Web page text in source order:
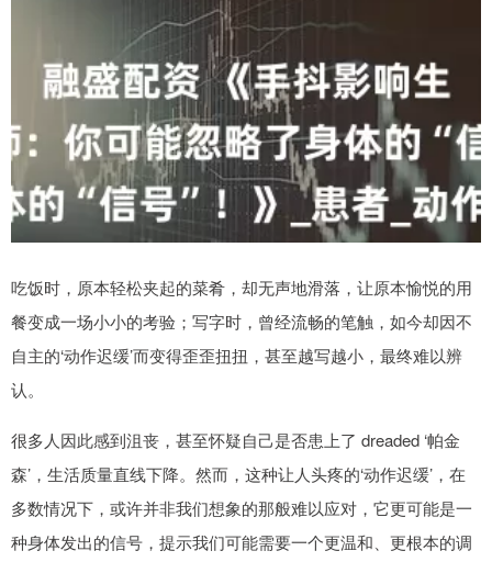
吃饭时，原本轻松夹起的菜肴，却无声地滑落，让原本愉悦的用
餐变成一场小小的考验；写字时，曾经流畅的笔触，如今却因不
自主的‘动作迟缓’而变得歪歪扭扭，甚至越写越小，最终难以辨
认。
很多人因此感到沮丧，甚至怀疑自己是否患上了 dreaded ‘帕金
森’，生活质量直线下降。然而，这种让人头疼的‘动作迟缓’，在
多数情况下，或许并非我们想象的那般难以应对，它更可能是一
种身体发出的信号，提示我们可能需要一个更温和、更根本的调